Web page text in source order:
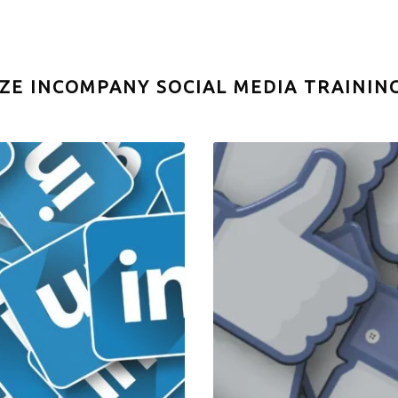
INCOMPANY SOCIAL MEDIA